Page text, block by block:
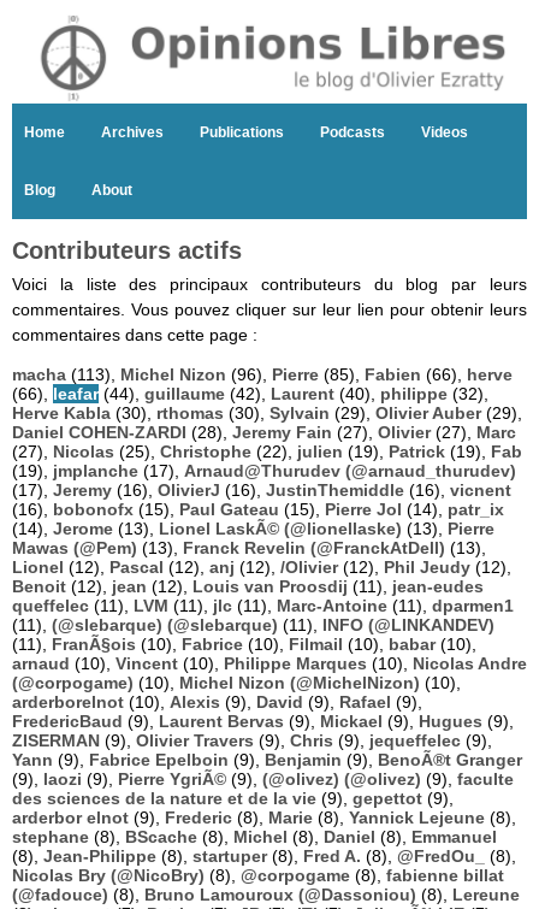
Home Archives Publications Podcasts Videos
Blog About
Contributeurs actifs
Voici la liste des principaux contributeurs du blog par leurs
commentaires. Vous pouvez cliquer sur leur lien pour obtenir leurs
commentaires dans cette page :
macha (113), Michel Nizon (96), Pierre (85), Fabien (66), herve
(66), leafar (44), guillaume (42), Laurent (40), philippe (32),
Herve Kabla (30), rthomas (30), Sylvain (29), Olivier Auber(29),
Daniel COHEN-ZARDI (28), Jeremy Fain (27), Olivier(27), Marc
(27), Nicolas (25), Christophe (22), julien (19), Patrick (19), Fab
(19), jmplanche (17), Arnaud@Thurudev (@arnaud_thurudev)
(17), Jeremy (16), OlivierJ (16), JustinThemiddle (16), vicnent
(16), bobonofx (15), Paul Gateau (15), Pierre Jol (14), patr_ix
(14), Jerome (13), Lionel LaskÃ© (@lionellaske) (13), Pierre
Mawas (@Pem) (13), Franck Revelin (@FranckAtDell) (13),
Lionel (12), Pascal (12), anj (12), /Olivier(12), Phil Jeudy (12),
Benoit (12), jean (12), Louis van Proosdij (11), jean-eudes
queffelec (11), LVM (11), jlc (11), Marc-Antoine (11), dparmen1
(11), (@slebarque) (@slebarque) (11), INFO (@LINKANDEV)
(11), FranÃ§ois (10), Fabrice (10), Filmail (10), babar(10),
arnaud (10), Vincent (10), Philippe Marques (10), Nicolas Andre
(@corpogame) (10), Michel Nizon (@MichelNizon) (10),
arderborelnot (10), Alexis (9), David (9), Rafael (9),
FredericBaud (9), Laurent Bervas (9), Mickael (9), Hugues (9),
ZISERMAN (9), Olivier Travers (9), Chris (9), jequeffelec (9),
Yann (9), Fabrice Epelboin (9), Benjamin (9), BenoÃ®t Granger
(9), laozi (9), Pierre YgriÃ© (9), (@olivez) (@olivez) (9), faculte
des sciences de la nature et de la vie (9), gepettot (9),
arderbor elnot (9), Frederic (8), Marie (8), Yannick Lejeune (8),
stephane (8), BScache (8), Michel (8), Daniel (8), Emmanuel
(8), Jean-Philippe (8), startuper(8), Fred A. (8), @FredOu_
(8),
Nicolas Bry (@NicoBry) (8), @corpogame (8), fabienne billat
(@fadouce) (8), Bruno Lamouroux (@Dassoniou) (8), Lereune